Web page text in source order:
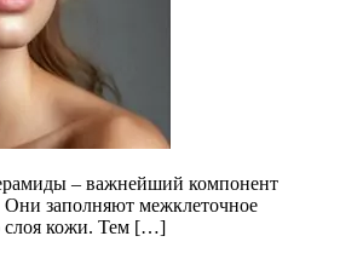
– важнейший компонент
Они заполняют межклеточное
слоя кожи. Тем […]